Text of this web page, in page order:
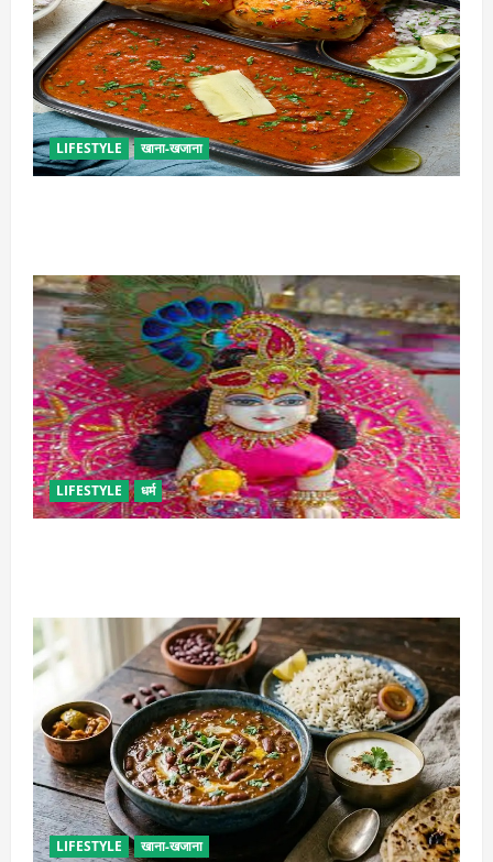
LIFESTYLE खाना-खजाना
LIFESTYLE धर्म
LIFESTYLE खाना-खजाना